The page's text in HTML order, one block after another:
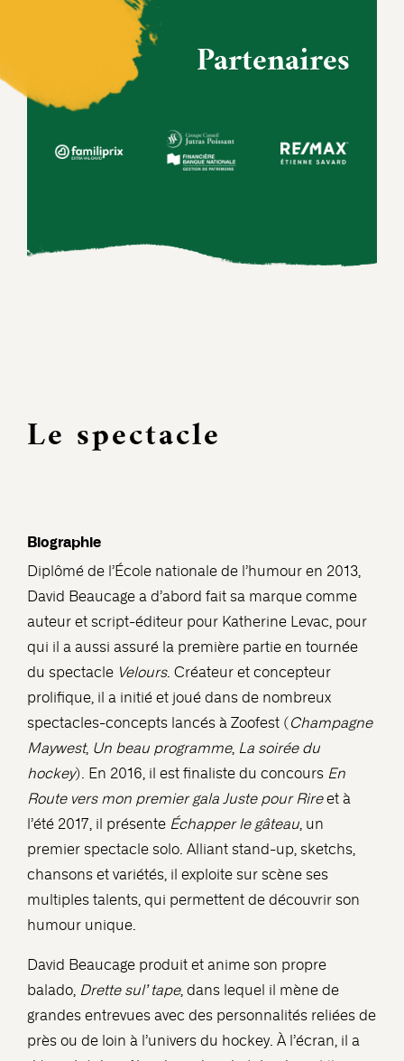
Partenaires
Le spectacle
Biographie
Diplômé de l’École nationale de l’humour en 2013,
David Beaucage a d’abord fait sa marque comme
auteur et script-éditeur pour Katherine Levac, pour
qui il a aussi assuré la première partie en tournée
du spectacle Velours. Créateur et concepteur
prolifique, il a initié et joué dans de nombreux
spectacles-concepts lancés à Zoofest (Champagne
Maywest, Un beau programme, La soirée du
hockey). En 2016, il est finaliste du concours En
Route vers mon premier gala Juste pour Rireet à
l’été 2017, il présente Échapper le gâteau , un
premier spectacle solo. Alliant stand-up, sketchs,
chansons et variétés, il exploite sur scène ses
multiples talents, qui permettent de découvrir son
humour unique.
David Beaucage produit et anime son propre
balado, Drette sul’ tape, dans lequel il mène de
grandes entrevues avec des personnalités reliées de
près ou de loin à l’univers du hockey. À l’écran, il a